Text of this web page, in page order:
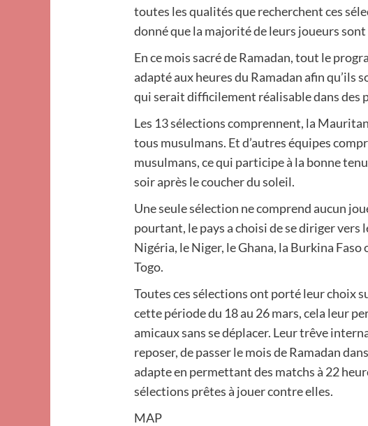
toutes les qualités que recherchent ces
donné que la majorité de leurs joueurs
En ce mois sacré de Ramadan, tout le
adapté aux heures du Ramadan afin qu’ils
qui serait difficilement réalisable dans des
Les 13 sélections comprennent, la
tous musulmans. Et d’autres équipes
musulmans, ce qui participe à la bonne
soir après le coucher du soleil.
Une seule sélection ne comprend aucun
pourtant, le pays a choisi de se diriger vers
Nigéria, le Niger, le Ghana, la Burkina
Togo.
Toutes ces sélections ont porté leur choix
cette période du 18 au 26 mars, cela leur
amicaux sans se déplacer. Leur trêve
reposer, de passer le mois de Ramadan
adapte en permettant des matchs à 22
sélections prêtes à jouer contre elles.
MAP